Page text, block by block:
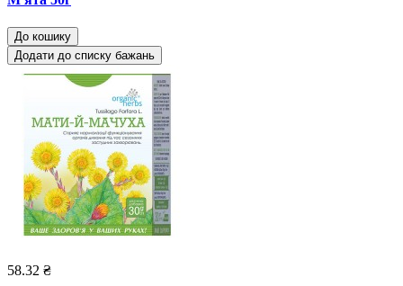
До кошику
Додати до списку бажань
58.32 ₴